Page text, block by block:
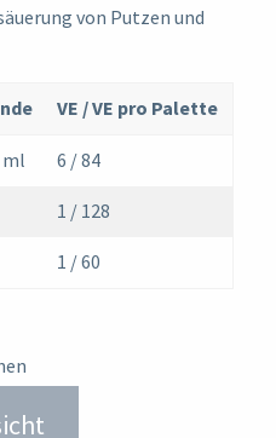
von Putzen und
VE / VE pro Palette
ml 6 / 84
1 / 128
1 / 60